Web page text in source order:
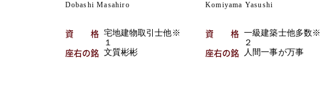
Dobashi Masahiro
資格 宅地建物取引士他※
１
座右の銘 文質彬彬
Komiyama Yasushi
資格 一級建築士他多数※
２
座右の銘 人間一事が万事